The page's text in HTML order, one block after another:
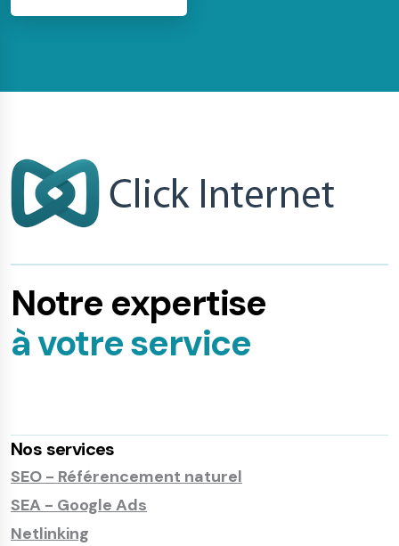
Notre expertise
à votre service
Nos services
SEO - Référencement naturel
SEA - Google Ads
Netlinking